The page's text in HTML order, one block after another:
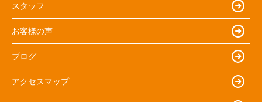
スタッフ
お客様の声
ブログ
アクセスマップ